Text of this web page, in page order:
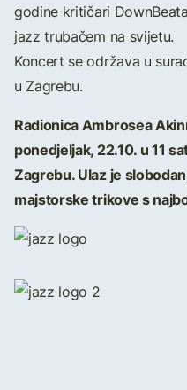
godine kritičari
jazz trubačem na svijetu.
Koncert se održava u
u Zagrebu.
Radionica Ambrosea
ponedjeljak, 22.10. u 11
Zagrebu. Ulaz je
majstorske trikove s